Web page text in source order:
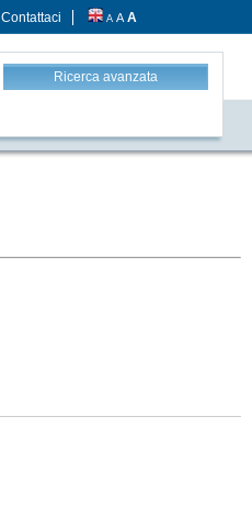
Contattaci A A A
Ricerca avanzata